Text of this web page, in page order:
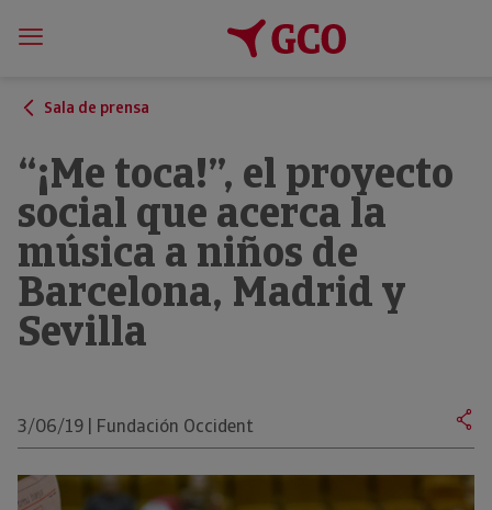
Sala de prensa
“¡Me toca!”, el proyecto
social que acerca la
música a niños de
Barcelona, Madrid y
Sevilla
3/06/19 | Fundación Occident